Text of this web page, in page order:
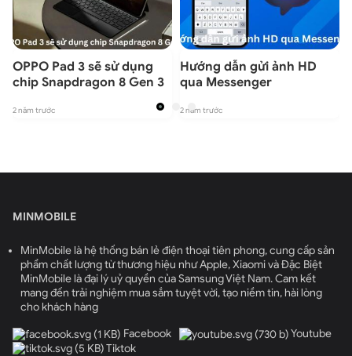
OPPO Pad 3 sẽ sử dụng
chip Snapdragon 8 Gen 3
2 năm trước
Hướng dẫn gửi ảnh HD
qua Messenger
2 năm trước
MINMOBILE
MinMobile là hệ thống bán lẻ điện thoại tiên phong, cung cấp sản
phẩm chất lượng từ thương hiệu như Apple, Xiaomi và Đặc Biệt
MinMobile là đại lý uỷ quyền của Samsung Việt Nam. Cam kết
mang đến trải nghiệm mua sắm tuyệt vời, tạo niềm tin, hài lòng
cho khách hàng
Facebook
Youtube
Tiktok